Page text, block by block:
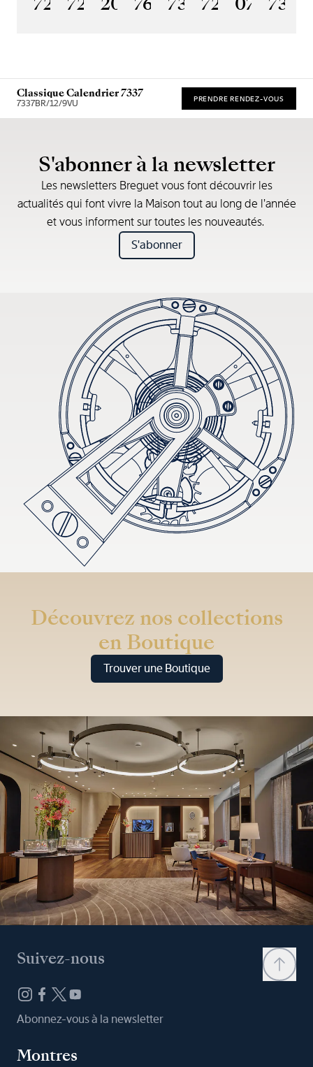
Classique Calendrier 7337
7337BR/12/9VU PRENDRE RENDEZ-VOUS
S'abonner à la newsletter
Les newsletters Breguet vous font découvrir les
actualités qui font vivre la Maison tout au long de l’année
et vous informent sur toutes les nouveautés.
S'abonner
Découvrez nos collections
en Boutique
Trouver une Boutique
Suivez-nous
Abonnez-vous à la newsletter
Montres